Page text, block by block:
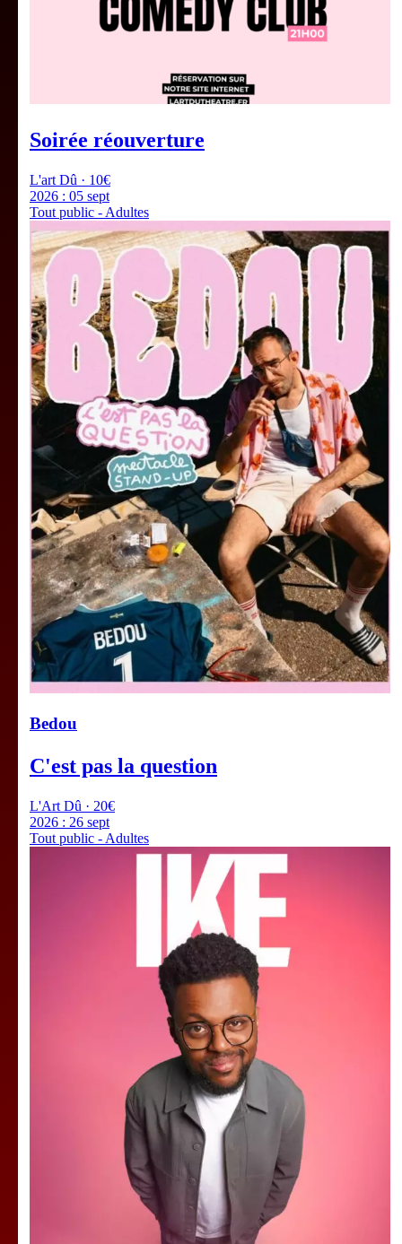
Soirée réouverture
L'art Dû · 10€
2026 : 05 sept
Tout public - Adultes
Bedou
C'est pas la question
L'Art Dû · 20€
2026 : 26 sept
Tout public - Adultes